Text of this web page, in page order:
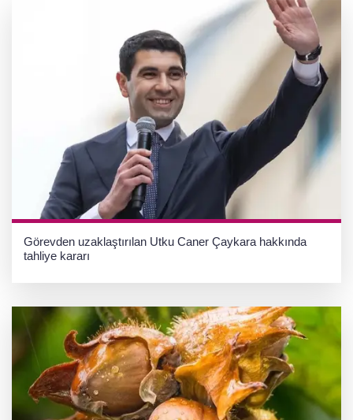
Görevden uzaklaştırılan Utku Caner Çaykara hakkında
tahliye kararı